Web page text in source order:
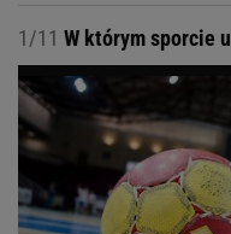
1/11 W którym sporcie